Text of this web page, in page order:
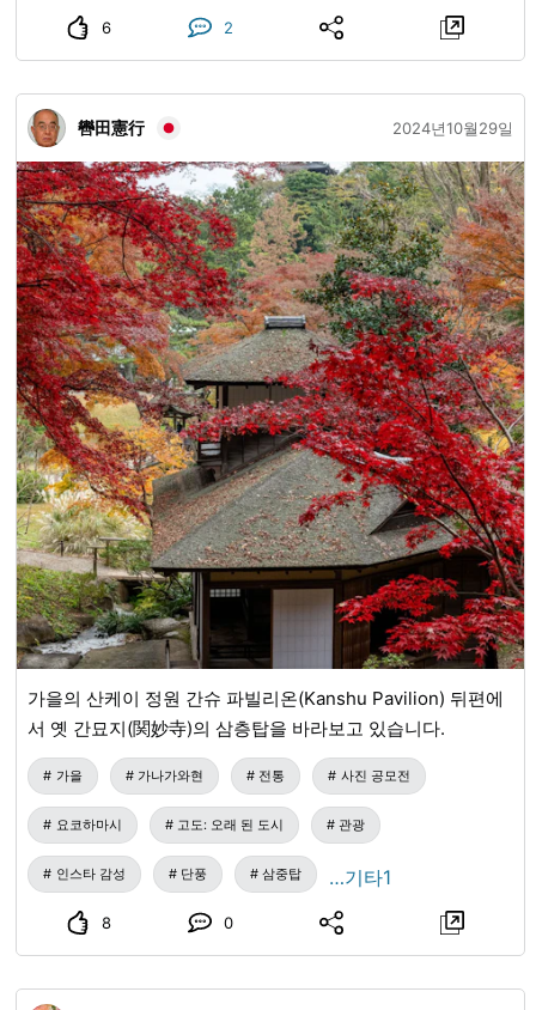
조망할 수 있습니다. 시만토시의 자연, 문화에 더해, 도사 이치
조 가문, 나카무라 야마우치 가문, 막부 말기의 지사, 나카무라
행사와 제사 '도사 이치조 공가 행렬 후지마쓰리(5월)', '대문자
의 오쿠리비(구력 7월 16일)', '후와하치만구대제(9월)', '이치
조 대제・어신불 봉납 행렬(11월)' 등 계절에 따라 교토 문화를
느끼게 하는 행사와 제사도 열립니다. 이처럼 시만토시에는
교토와 깊은 인연을 맺고 있는 역사와, 계승되어 온 전통 문
화・예능이 숨 쉬고 있습니다. 이러한 배경에서, 예전의 지명
'나카무라'에 빗대어, '도사의 작은 교토 나카무라'라고 불리게
되었습니다. 교토와 연결되는 역사, 계승되는 문화. 시만토시
가 '도사의 작은 교토 나카무라'라고 불리는 매력을, 꼭 느껴보
세요.
6 2
轡田憲行 2024년10월29일
가을의 산케이 정원 간슈 파빌리온(Kanshu Pavilion) 뒤편에
서 옛 간묘지(関妙寺)의 삼층탑을 바라보고 있습니다.
가을 가나가와현 전통 사진 공모전
요코하마시 고도: 오래 된 도시 관광
인스타 감성 단풍 삼중탑 …기타1
8 0